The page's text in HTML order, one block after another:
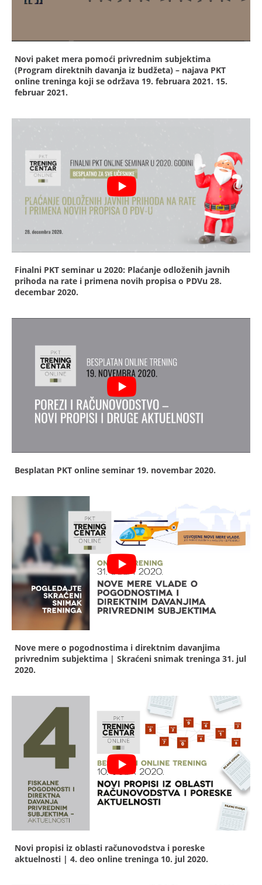
Novi paket mera pomoći privrednim subjektima
(Program direktnih davanja iz budžeta) – najava PKT
online treninga koji se održava 19. februara 2021. 15.
februar 2021.
Finalni PKT seminar u 2020: Plaćanje odloženih javnih
prihoda na rate i primena novih propisa o PDVu 28.
decembar 2020.
Besplatan PKT online seminar 19. novembar 2020.
Nove mere o pogodnostima i direktnim davanjima
privrednim subjektima | Skraćeni snimak treninga 31. jul
2020.
Novi propisi iz oblasti računovodstva i poreske
aktuelnosti | 4. deo online treninga 10. jul 2020.